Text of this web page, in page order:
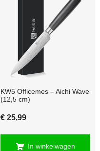
KW5 Officemes – Aichi Wave
(12,5 cm)
€ 25,99
In winkelwagen